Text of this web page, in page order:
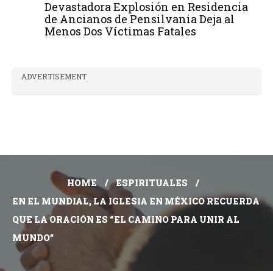
Devastadora Explosión en Residencia
de Ancianos de Pensilvania Deja al
Menos Dos Víctimas Fatales
ADVERTISEMENT
HOME
ESPIRITUALES
EN EL MUNDIAL, LA IGLESIA EN MÉXICO RECUERDA
QUE LA ORACIÓN ES “EL CAMINO PARA UNIR AL
MUNDO”